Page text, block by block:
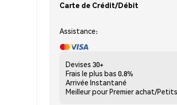
Carte de Crédit/Débit
Assistance:
Devises 30+
Frais le plus bas 0.8%
Arrivée Instantané
Meilleur pourPremier achat/